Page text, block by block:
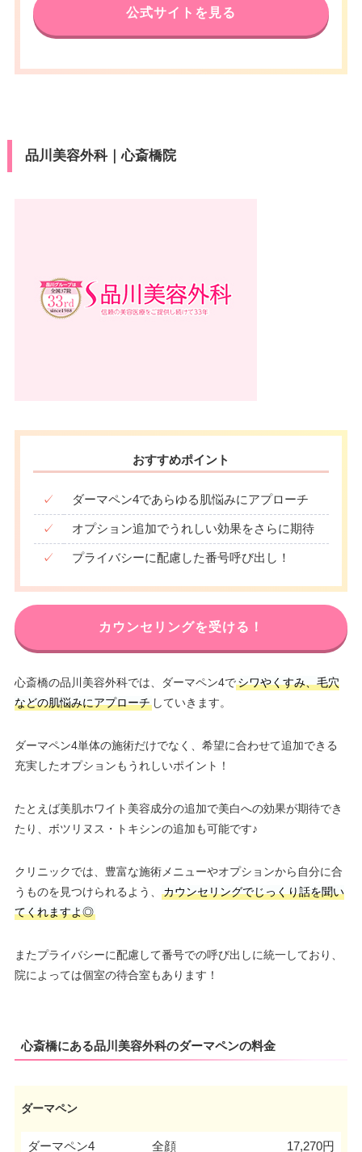
公式サイトを見る
品川美容外科｜心斎橋院
おすすめポイント
✓ ダーマペン4であらゆる肌悩みにアプローチ
✓ オプション追加でうれしい効果をさらに期待
✓ プライバシーに配慮した番号呼び出し！
カウンセリングを受ける！
心斎橋の品川美容外科では、ダーマペン4でシワやくすみ、毛穴
などの肌悩みにアプローチしていきます。
ダーマペン4単体の施術だけでなく、希望に合わせて追加できる
充実したオプションもうれしいポイント！
たとえば美肌ホワイト美容成分の追加で美白への効果が期待でき
たり、ボツリヌス・トキシンの追加も可能です♪
クリニックでは、豊富な施術メニューやオプションから自分に合
うものを見つけられるよう、
カウンセリングでじっくり話を聞い
てくれますよ◎
またプライバシーに配慮して番号での呼び出しに統一しており、
院によっては個室の待合室もあります！
心斎橋にある品川美容外科のダーマペンの料金
ダーマペン
ダーマペン4 全顔 17,270円